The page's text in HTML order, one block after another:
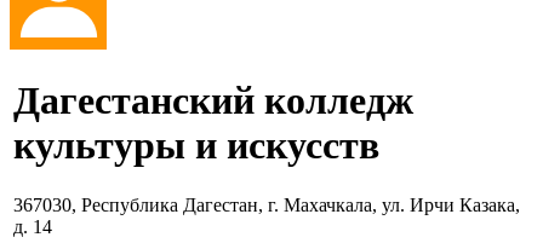
Дагестанский колледж
культуры и искусств
367030, Республика Дагестан, г. Махачкала, ул. Ирчи Казака,
д. 14